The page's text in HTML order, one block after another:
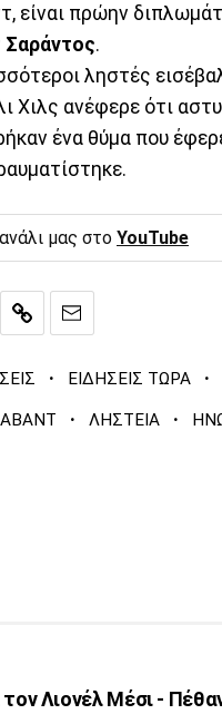
είναι πρώην
Σαράντος.
ληστές
Χιλς ανέφερε ότι
ένα θύμα που
μας στο YouTube
· ΕΙΔΗΣΕΙΣ ΤΩΡΑ ·
· ΛΗΣΤΕΙΑ ·
τον Λιονέλ Μέσι -